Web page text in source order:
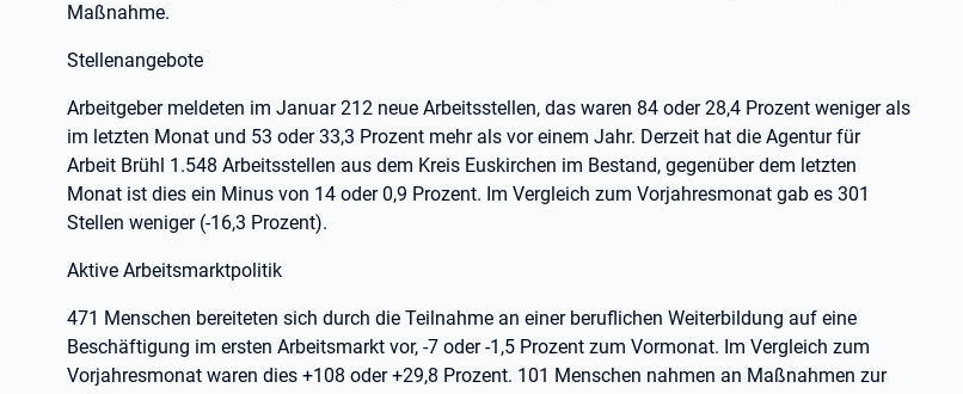
Maßnahme.
Stellenangebote
Arbeitgeber meldeten im Januar 212 neue Arbeitsstellen, das waren 84 oder 28,4 Prozent weniger als
im letzten Monat und 53 oder 33,3 Prozent mehr als vor einem Jahr. Derzeit hat die Agentur für
Arbeit Brühl 1.548 Arbeitsstellen aus dem Kreis Euskirchen im Bestand, gegenüber dem letzten
Monat ist dies ein Minus von 14 oder 0,9 Prozent. Im Vergleich zum Vorjahresmonat gab es 301
Stellen weniger (-16,3 Prozent).
Aktive Arbeitsmarktpolitik
471 Menschen bereiteten sich durch die Teilnahme an einer beruflichen Weiterbildung auf eine
Beschäftigung im ersten Arbeitsmarkt vor, -7 oder -1,5 Prozent zum Vormonat. Im Vergleich zum
Vorjahresmonat waren dies +108 oder +29,8 Prozent. 101 Menschen nahmen an Maßnahmen zur